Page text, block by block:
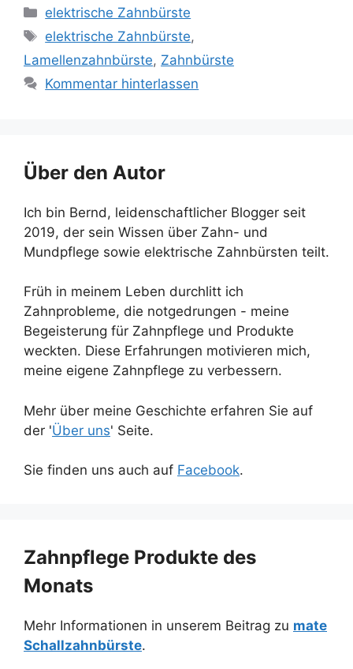
Kategorien
elektrische Zahnbürste
Schlagwörter
elektrische Zahnbürste,
Lamellenzahnbürste, Zahnbürste
Kommentar hinterlassen
Über den Autor
Ich bin Bernd, leidenschaftlicher Blogger seit
2019, der sein Wissen über Zahn- und
Mundpflege sowie elektrische Zahnbürsten teilt.
Früh in meinem Leben durchlitt ich
Zahnprobleme, die notgedrungen - meine
Begeisterung für Zahnpflege und Produkte
weckten. Diese Erfahrungen motivieren mich,
meine eigene Zahnpflege zu verbessern.
Mehr über meine Geschichte erfahren Sie auf
der 'Über uns' Seite.
Sie finden uns auch auf Facebook.
Zahnpflege Produkte des
Monats
Mehr Informationen in unserem Beitrag zu mate
Schallzahnbürste.